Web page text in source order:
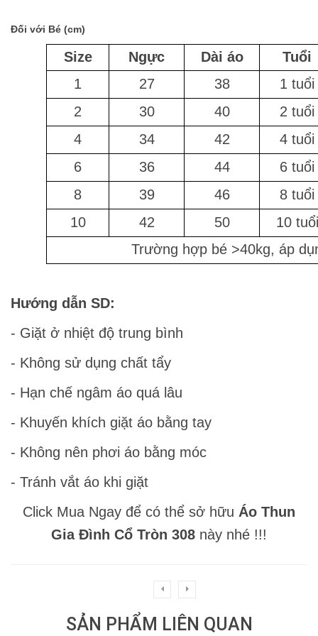
Đối với Bé (cm)
Size Ngực Dài áo
Tuổi
1
27 38
1 tuổi
2
30 40
2 tuổi
4
34 42
4 tuổi
6
36 44
6 tuổi
8
39 46
8 tuổi
10
42 50
10 tuổi
Trường hợp bé >40kg, áp
Hướng dẫn SD:
- Giặt ở nhiệt độ trung bình
- Không sử dụng chất tẩy
- Hạn chế ngâm áo quá lâu
- Khuyến khích giặt áo bằng tay
- Không nên phơi áo bằng móc
- Tránh vắt áo khi giặt
Click Mua Ngay để có thể sở hữu Áo Thun
Gia Đình Cổ Tròn 308 này nhé !!!
SẢN PHẨM LIÊN QUAN